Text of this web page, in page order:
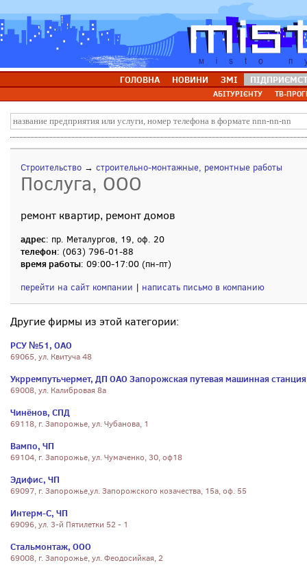
ГОЛОВНА НОВИНИ ЗМІ
АБІТУРІЄНТУ ТВ-
Строительство → строительно-монтажные, ремонтные работы
Послуга, ООО
ремонт квартир, ремонт домов
адрес: пр. Металургов, 19, оф. 20
телефон: (063) 796-01-88
время работы: 09:00-17:00 (пн-пт)
перейти на сайт компании | написать письмо в компанию
Другие фирмы из этой категории:
РСУ №51, ОАО
69065, ул. Квитуча 48
Укрремпутьчермет, ДП ОАО Запорожская путевая машинная станция
69008, ул. Калибровая 8а
Чинёнов, СПД
69118, г. Запорожье, ул. Чубанова, 1
Вампо, ЧП
69104, г. Запорожье, ул. Чумаченко, 30, оф18
Эдифис, ЧП
69097, г. Запорожье,ул. Запорожского козачества, 15а, оф. 55
Интерм-С, ЧП
69096, ул. 3-й Пятилетки 52 - 1
Стальмонтаж, ООО
69008, г. Запорожье, ул. Феодосийкая, 2